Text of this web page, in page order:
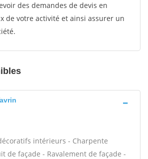
des demandes de devis en
de votre activité et ainsi assurer un
intérieurs - Charpente
de façade - Ravalement de façade -